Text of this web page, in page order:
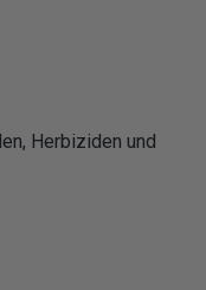
Herbiziden und